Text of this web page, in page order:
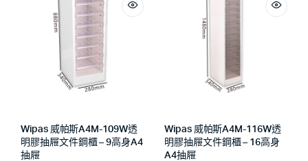
Wipas 威帕斯A4M-109W透
明膠抽屜文件鋼櫃 – 9高身A4
抽屜
Wipas 威帕斯A4M-116W透
明膠抽屜文件鋼櫃 – 16高身
A4抽屜